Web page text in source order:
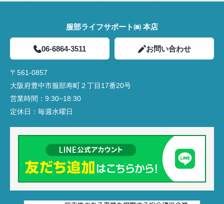
服部ライフサポート㈱ 本店
06-6864-3511 お問い合わせ
〒561-0857
大阪府豊中市服部寿町２丁目17番20号
営業時間： 9:30~18:30
定休日： 毎週水曜日